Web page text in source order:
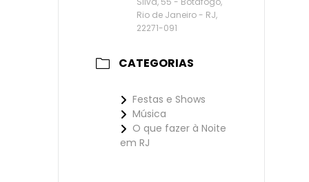
Rio de Janeiro - RJ,
22271-091
CATEGORIAS
Festas e Shows
Música
O que fazer à Noite
em RJ